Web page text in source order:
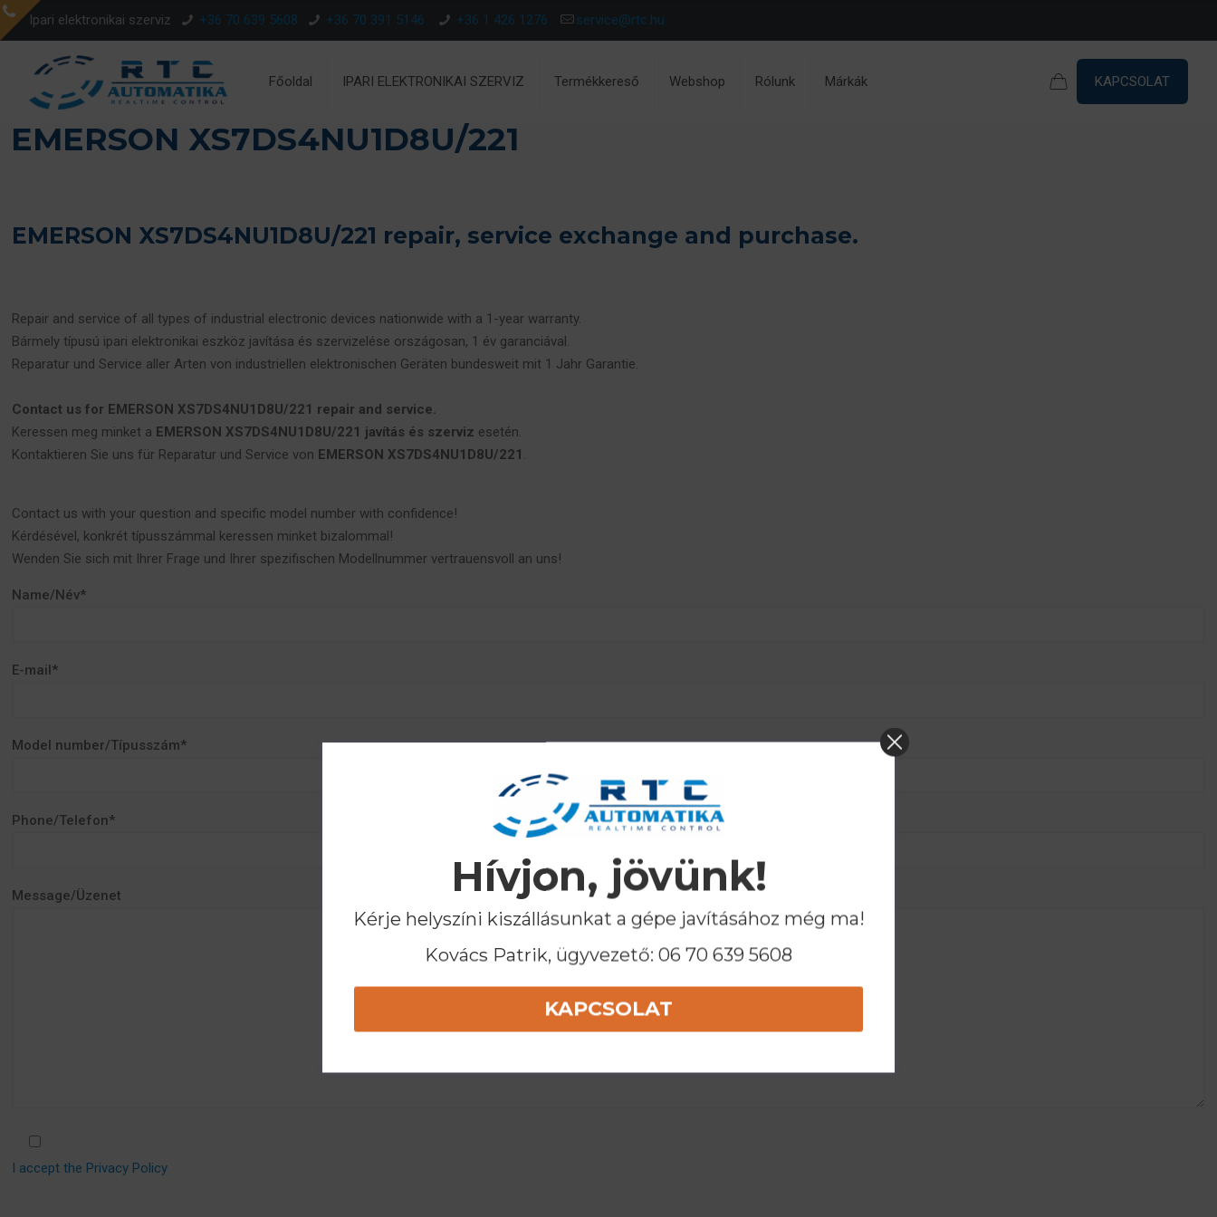
Ipari elektronikai szerviz +36 70 639 5608 +36 70 391 5146 +36 1 426 1276 service@rtc.hu
Főoldal IPARI ELEKTRONIKAI SZERVIZ Termékkereső Webshop Rólunk Márkák KAPCSOLAT
EMERSON XS7DS4NU1D8U/221
EMERSON XS7DS4NU1D8U/221 repair, service exchange and purchase.
Repair and service of all types of industrial electronic devices nationwide with a 1-year warranty.
Bármely típusú ipari elektronikai eszköz javítása és szervizelése országosan, 1 év garanciával.
Reparatur und Service aller Arten von industriellen elektronischen Geräten bundesweit mit 1 Jahr Garantie.
Contact us for EMERSON XS7DS4NU1D8U/221 repair and service.
Keressen meg minket a EMERSON XS7DS4NU1D8U/221 javítás és szerviz esetén.
Kontaktieren Sie uns für Reparatur und Service von EMERSON XS7DS4NU1D8U/221 .
Contact us with your question and specific model number with confidence!
Kérdésével, konkrét típusszámmal keressen minket bizalommal!
Wenden Sie sich mit Ihrer Frage und Ihrer spezifischen Modellnummer vertrauensvoll an uns!
Name/Név*
E-mail*
Model number/Típusszám*
Phone/Telefon*
Message/Üzenet
I accept the Privacy Policy
Hívjon, jövünk!
Kérje helyszíni kiszállásunkat a gépe javításához még ma!
Kovács Patrik, ügyvezető: 06 70 639 5608
KAPCSOLAT